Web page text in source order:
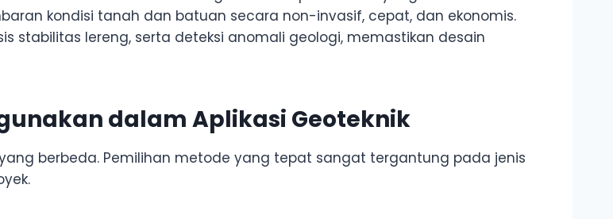
kondisi tanah dan batuan secara non-invasif, cepat, dan ekonomis.
stabilitas lereng, serta deteksi anomali geologi, memastikan desain
dalam Aplikasi Geoteknik
berbeda. Pemilihan metode yang tepat sangat tergantung pada jenis